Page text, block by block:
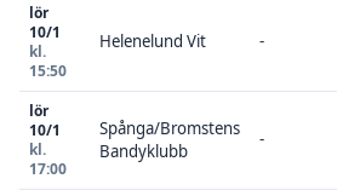
lör
10/1
kl.
15:50
Helenelund Vit -
lör
10/1
kl.
17:00
Spånga/Bromstens
Bandyklubb
-